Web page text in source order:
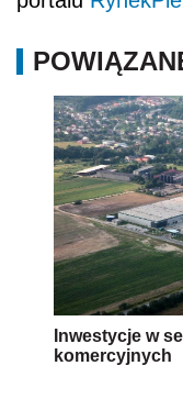
Inwestycje w
komercyjnych